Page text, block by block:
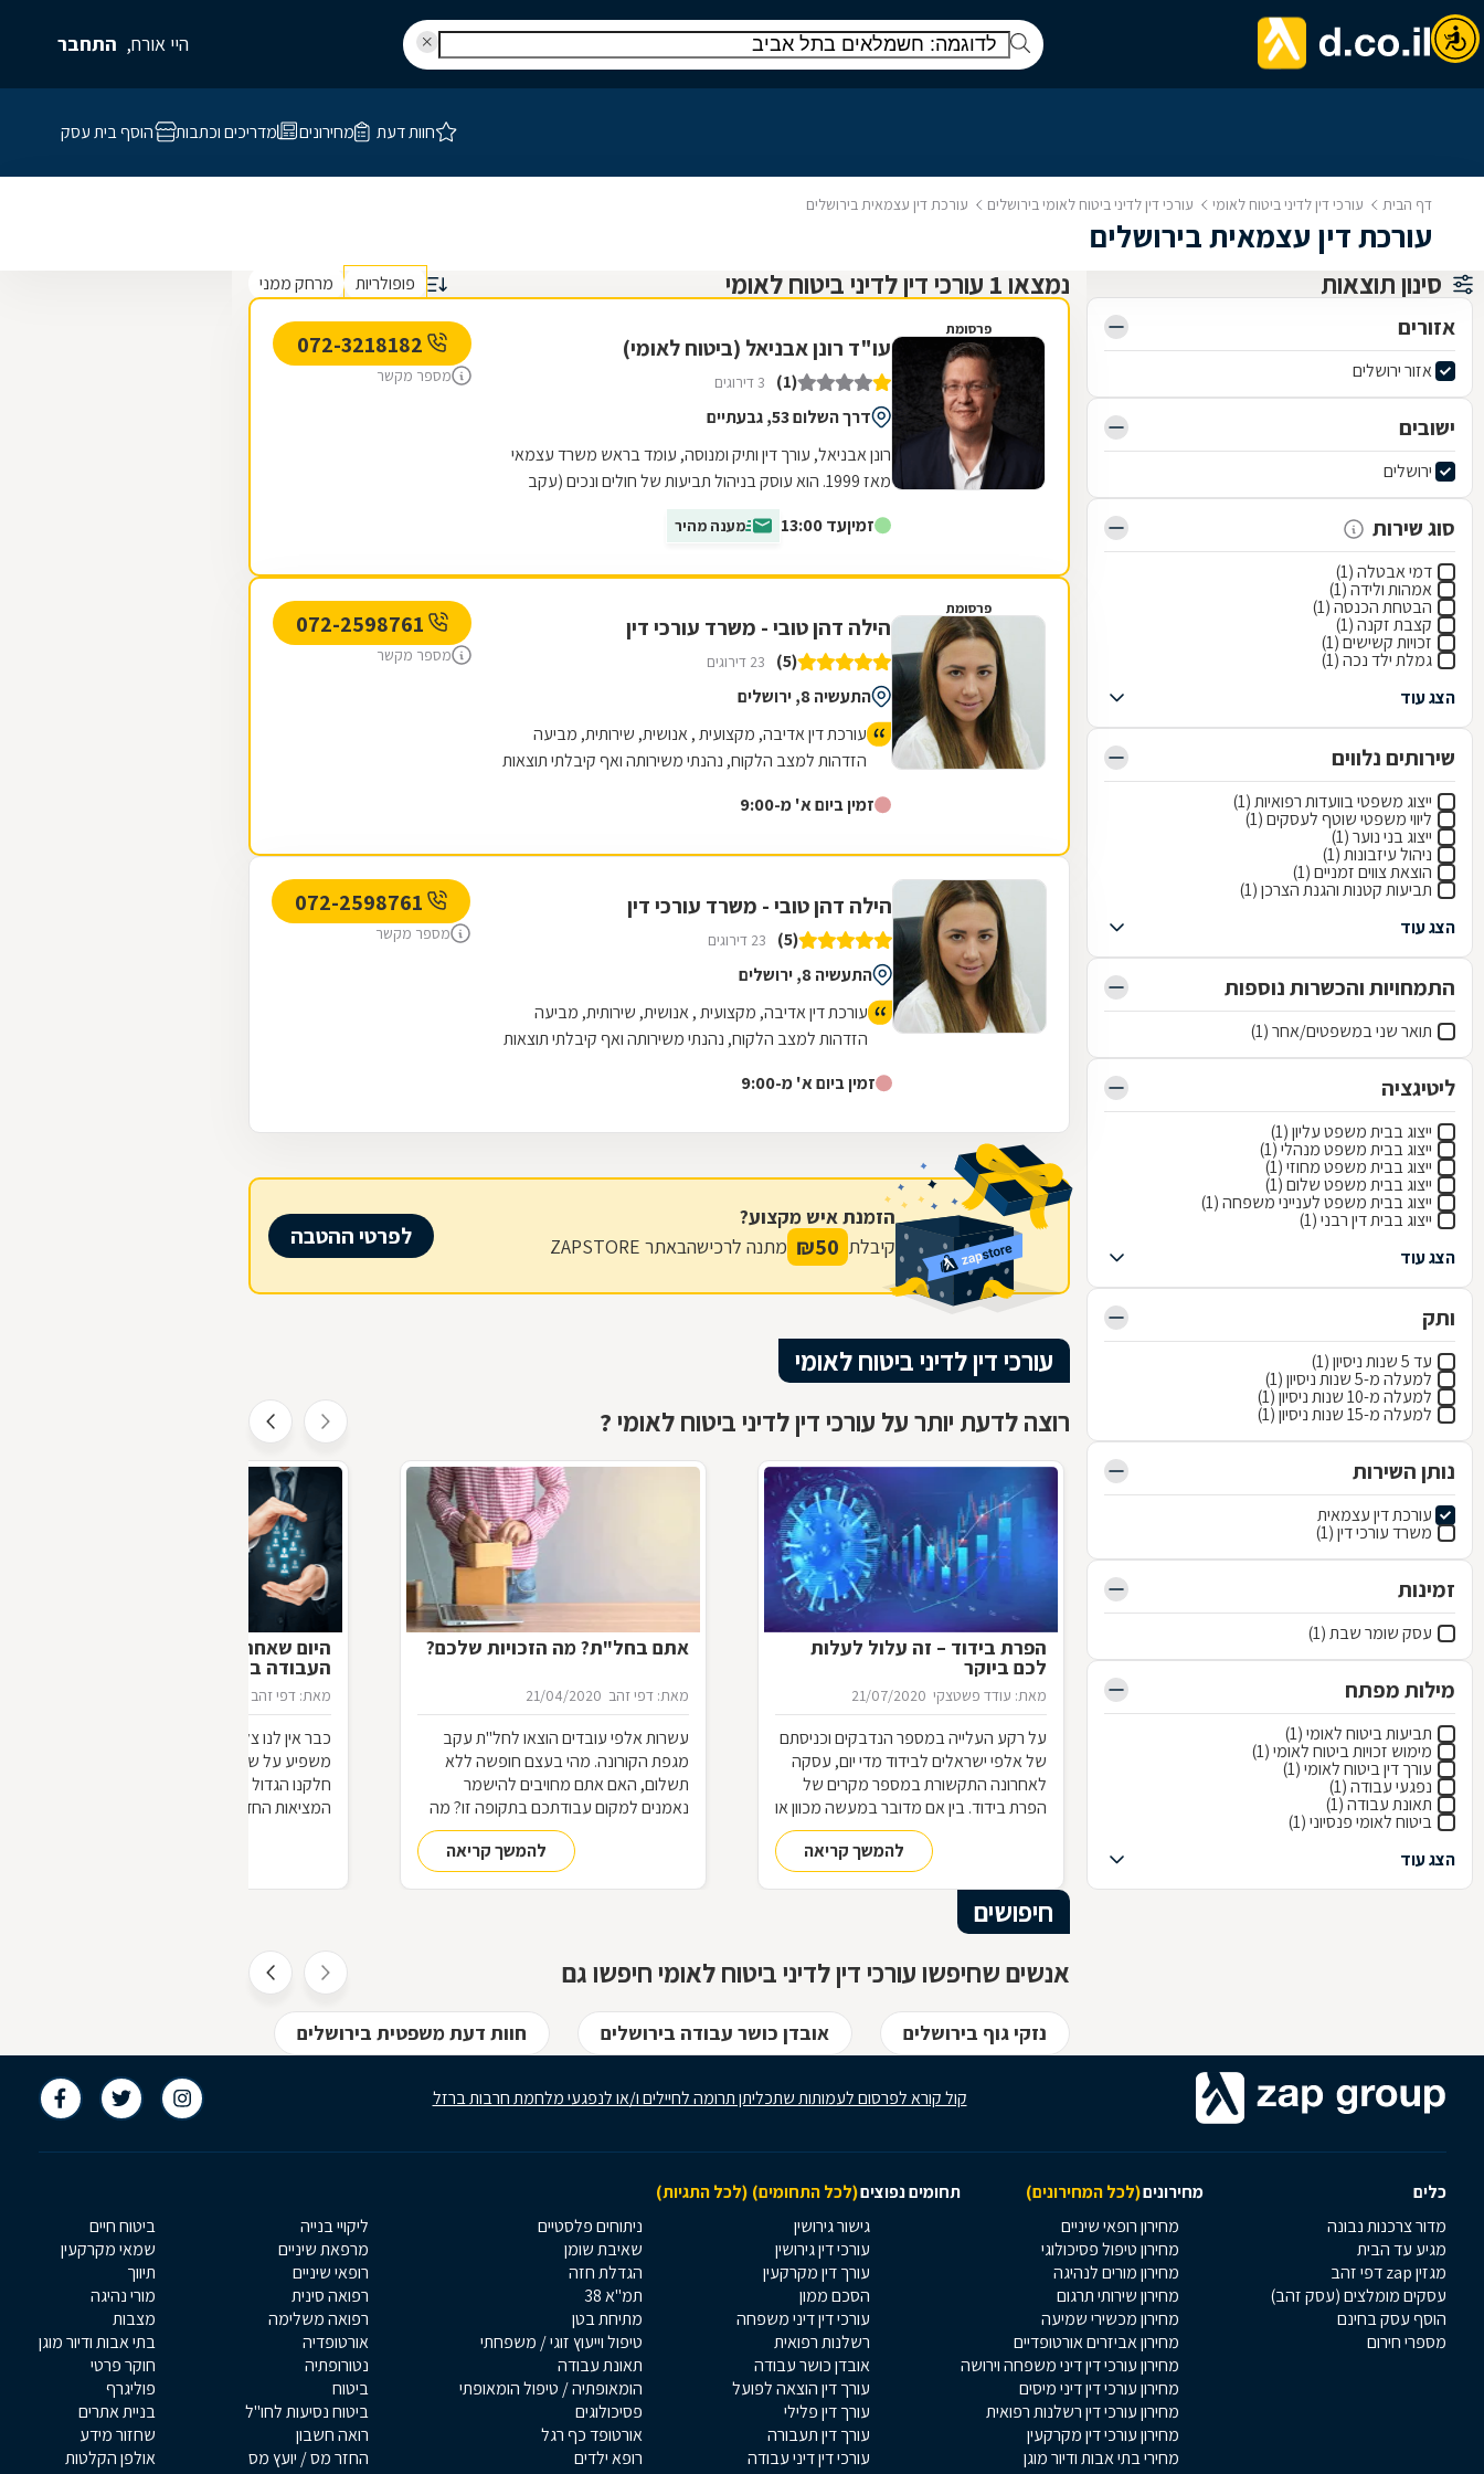
היי אורח, התחבר
חוות דעת מחירונים מדריכים וכתבות הוסף בית עסק
דף הבית עורכי דין לדיני ביטוח לאומי עורכי דין לדיני ביטוח לאומי בירושלים עורכת דין עצמאית בירושלים
עורכת דין עצמאית בירושלים
סינון תוצאות
אזורים
אזור ירושלים
ישובים
ירושלים
סוג שירות
דמי אבטלה (1)
אמהות ולידה (1)
הבטחת הכנסה (1)
קצבת זקנה (1)
זכויות קשישים (1)
גמלת ילד נכה (1)
הצג עוד
שירותים נלווים
ייצוג משפטי בוועדות רפואיות (1)
ליווי משפטי שוטף לעסקים (1)
ייצוג בני נוער (1)
ניהול עיזבונות (1)
הוצאת צווים זמניים (1)
תביעות קטנות והגנת הצרכן (1)
הצג עוד
התמחויות והכשרות נוספות
תואר שני במשפטים/אחר (1)
ליטיגציה
ייצוג בבית משפט עליון (1)
ייצוג בבית משפט מנהלי (1)
ייצוג בבית משפט מחוזי (1)
ייצוג בבית משפט שלום (1)
ייצוג בבית משפט לענייני משפחה (1)
ייצוג בבית דין רבני (1)
הצג עוד
ותק
עד 5 שנות ניסיון (1)
למעלה מ-5 שנות ניסיון (1)
למעלה מ-10 שנות ניסיון (1)
למעלה מ-15 שנות ניסיון (1)
נותן השירות
עורכת דין עצמאית
משרד עורכי דין (1)
זמינות
עסק שומר שבת (1)
מילות מפתח
תביעות ביטוח לאומי (1)
מימוש זכויות ביטוח לאומי (1)
עורך דין ביטוח לאומי (1)
נפגעי עבודה (1)
תאונת עבודה (1)
ביטוח לאומי פנסיוני (1)
הצג עוד
נמצאו 1 עורכי דין לדיני ביטוח לאומי פופולריות מרחק ממני
פרסומת
עו"ד רונן אבניאל (ביטוח לאומי)
(1) 3 דירוגים
דרך השלום 53, גבעתיים
רונן אבניאל, עורך דין ותיק ומנוסה, עומד בראש משרד עצמאי
מאז 1999. הוא עוסק בניהול תביעות של חולים ונכים (עקב
זמיןעד 13:00 מענה מהיר
מספר מקשר
פרסומת
הילה דהן טובי - משרד עורכי דין
(5) 23 דירוגים
התעשיה 8, ירושלים
עורכת דין אדיבה, מקצועית , אנושית, שירותית, מביעה
הזדהות למצב הלקוח, נהנתי משירותה ואף קיבלתי תוצאות
זמין ביום א' מ-9:00
מספר מקשר
הילה דהן טובי - משרד עורכי דין
(5) 23 דירוגים
התעשיה 8, ירושלים
עורכת דין אדיבה, מקצועית , אנושית, שירותית, מביעה
הזדהות למצב הלקוח, נהנתי משירותה ואף קיבלתי תוצאות
זמין ביום א' מ-9:00
מספר מקשר
הזמנת איש מקצוע?
קיבלת 50
₪ מתנה לרכישהבאתר ZAPSTORE לפרטי ההטבה
עורכי דין לדיני ביטוח לאומי
רוצה לדעת יותר על עורכי דין לדיני ביטוח לאומי ?
הפרת בידוד – זה עלול לעלות
לכם ביוקר
מאת: עודד פשטצקי 21/07/2020
על רקע העלייה במספר הנדבקים וכניסתם
של אלפי ישראלים לבידוד מדי יום, עסקה
לאחרונה התקשורת במספר מקרים של
הפרת בידוד. בין אם מדובר במעשה מכוון או
באי הבנה של תנאי הבידוד, להפרת הבידוד
ישנן השלכות אותן חשוב להכירלהמשך קריאה
אתם בחל"ת? מה הזכויות שלכם?
מאת: דפי זהב 21/04/2020
עשרות אלפי עובדים הוצאו לחל"ת עקב
מגפת הקורונה. מהי בעצם חופשה ללא
תשלום, האם אתם מחויבים להישמר
נאמנים למקום עבודתכם בתקופה זו? מה
ההבדל בין חל"ת לפיטורים? האם תחזרו
לעבודה בתום תקופת החל"ת?להמשך קריאה
היום שאחרי מחר: כיצד יראה עולם
העבודה ביום שאחרי הקורונה?
מאת: דפי זהב
כבר אין לנו צל של ספק שמשבר הקורונה
משפיע על שוק העבודה בישראל ובעולם.
חלקנו הגדול יכול כבר לנחש את פני
המציאות החדשה שתיווצר בעולם
וקטן של נדבקים, מספר הולך וקטן של
נפטרים, ועל ביטול מצב החירום. איננו
יודעים עדיין מתי יבוא היום הזה, אבל הוא
יבוא, וכאשר הוא יגיע, נגלה שוירוס הקורנה
היה רק הטריגר שדוחף את שוק העבודה
חיפושים
אנשים שחיפשו עורכי דין לדיני ביטוח לאומי חיפשו גם
נזקי גוף בירושלים אובדן כושר עבודה בירושלים חוות דעת משפטית בירושלים
קול קורא לפרסום לעמותות שתכליתן תרומה לחיילים ו/או לנפגעי מלחמת חרבות ברזל
כלים מחירונים(לכל המחירונים) תחומים נפוצים(לכל התחומים) (לכל התגיות)
מדור צרכנות נבונה
מגיע עד הבית
מגזין zap דפי זהב
עסקים מומלצים (עסק זהב)
הוסף עסק בחינם
מספרי חירום
מחירון רופאי שיניים
מחירון טיפול פסיכולוגי
מחירון מורים לנהיגה
מחירון שירותי תרגום
מחירון מכשירי שמיעה
מחירון אביזרים אורטופדיים
מחירון עורכי דין דיני משפחה וירושה
מחירון עורכי דין דיני מיסים
מחירון עורכי דין רשלנות רפואית
מחירון עורכי דין מקרקעין
מחירי בתי אבות ודיור מוגן
גישור גירושין
עורכי דין גירושין
עורך דין מקרקעין
הסכם ממון
עורכי דין דיני משפחה
רשלנות רפואית
אובדן כושר עבודה
עורך דין הוצאה לפועל
עורך דין פלילי
עורך דין תעבורה
עורכי דין דיני עבודה
ניתוחים פלסטיים
שאיבת שומן
הגדלת חזה
תמ"א 38
מתיחת בטן
טיפול וייעוץ זוגי / משפחתי
תאונת עבודה
הומאופתיה / טיפול הומאופתי
פסיכולוגים
אורטופד כף רגל
רופא ילדים
ליקויי בנייה
מרפאת שיניים
רופאי שיניים
רפואה סינית
רפואה משלימה
אורטופדיה
נטורופתיה
ביטוח
ביטוח נסיעות לחו"ל
רואה חשבון
החזר מס / יועץ מס
ביטוח חיים
שמאי מקרקעין
תיווך
מורי נהיגה
מצבות
בתי אבות ודיור מוגן
חוקר פרטי
פוליגרף
בניית אתרים
שחזור מידע
אולפן הקלטות